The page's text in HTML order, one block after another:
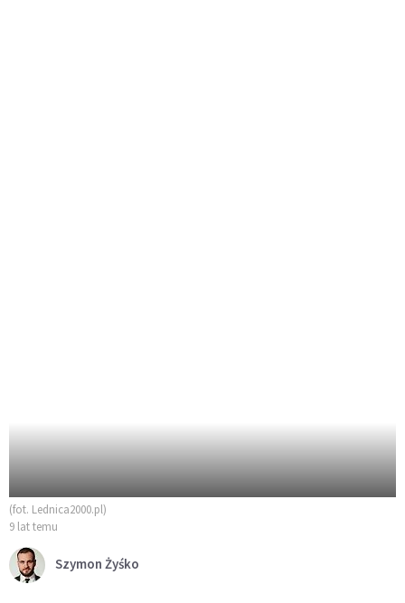
(fot. Lednica2000.pl)
9 lat temu
Szymon Żyśko